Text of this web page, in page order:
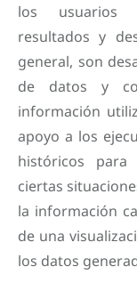
los usuarios
resultados y
general, son
de datos y
información
apoyo a los
históricos
ciertas
la información
de una
los datos